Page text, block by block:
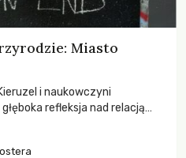
Miasto
i naukowczyni
refleksja nad relacją